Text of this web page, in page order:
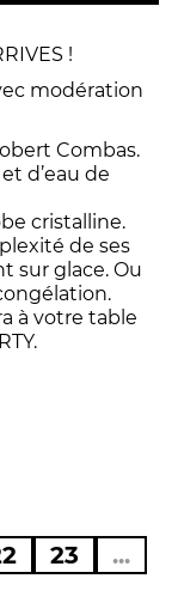
!
modération
Combas.
d’eau de
cristalline.
de ses
sur glace. Ou
à votre table
23
...